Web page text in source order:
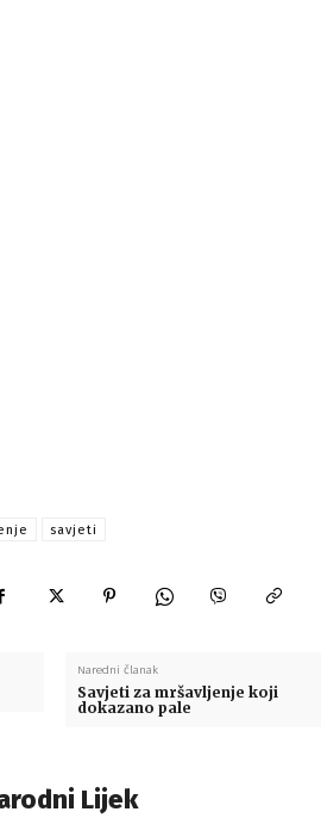
savjeti
Naredni članak
Savjeti za mršavljenje koji
dokazano pale
Lijek